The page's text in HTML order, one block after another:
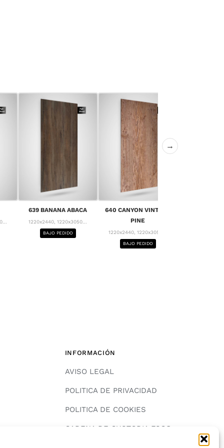
639 BANANA ABACA
1220x2440, 1220x3050...
BAJO PEDIDO
640 CANYON VINTAGE
PINE
1220x2440, 1220x3050...
BAJO PEDIDO
→
INFORMACIÓN
AVISO LEGAL
POLITICA DE PRIVACIDAD
POLITICA DE COOKIES
CADENA DE CUSTODIA FSC®